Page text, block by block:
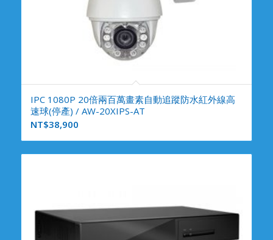
IPC 1080P 20倍兩百萬畫素自動追蹤防水紅外線高
速球(停產) / AW-20XIPS-AT
NT$38,900